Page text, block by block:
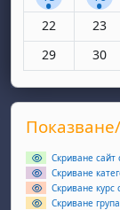
Няма
22 23
Няма
29 30
Прескочи
Скриване сайт
Скриване
Скриване курс
Скриване